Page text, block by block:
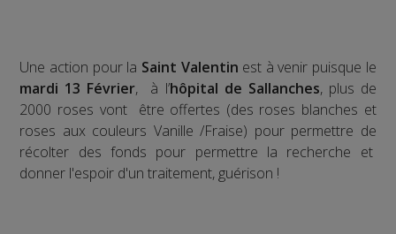
Une action pour la Saint Valentin est à venir puisque le
mardi 13 Février, à l’hôpital de Sallanches, plus de
2000 roses vont être offertes (des roses blanches et
roses aux couleurs Vanille /Fraise) pour permettre de
récolter des fonds pour permettre la recherche et
donner l'espoir d'un traitement, guérison !